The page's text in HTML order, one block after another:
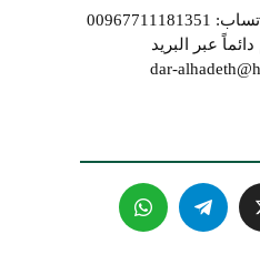
وللتواصل معنا عبر الواتساب: 00967711181351
عبر البريد